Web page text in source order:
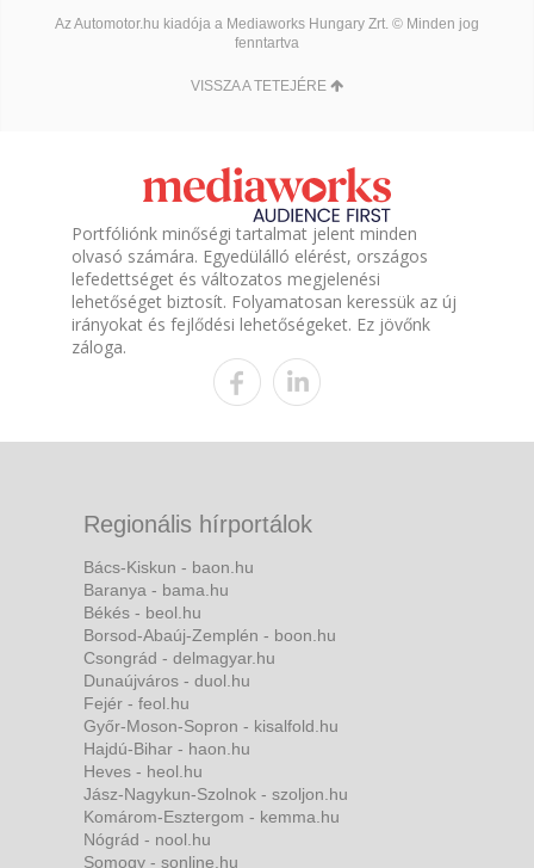
Az Automotor.hu kiadója a Mediaworks Hungary Zrt. © Minden jog
fenntartva
VISSZA A TETEJÉRE
Portfóliónk minőségi tartalmat jelent minden
olvasó számára. Egyedülálló elérést, országos
lefedettséget és változatos megjelenési
lehetőséget biztosít. Folyamatosan keressük az új
irányokat és fejlődési lehetőségeket. Ez jövőnk
záloga.
Regionális hírportálok
Bács-Kiskun - baon.hu
Baranya - bama.hu
Békés - beol.hu
Borsod-Abaúj-Zemplén - boon.hu
Csongrád - delmagyar.hu
Dunaújváros - duol.hu
Fejér - feol.hu
Győr-Moson-Sopron - kisalfold.hu
Hajdú-Bihar - haon.hu
Heves - heol.hu
Jász-Nagykun-Szolnok - szoljon.hu
Komárom-Esztergom - kemma.hu
Nógrád - nool.hu
Somogy - sonline.hu